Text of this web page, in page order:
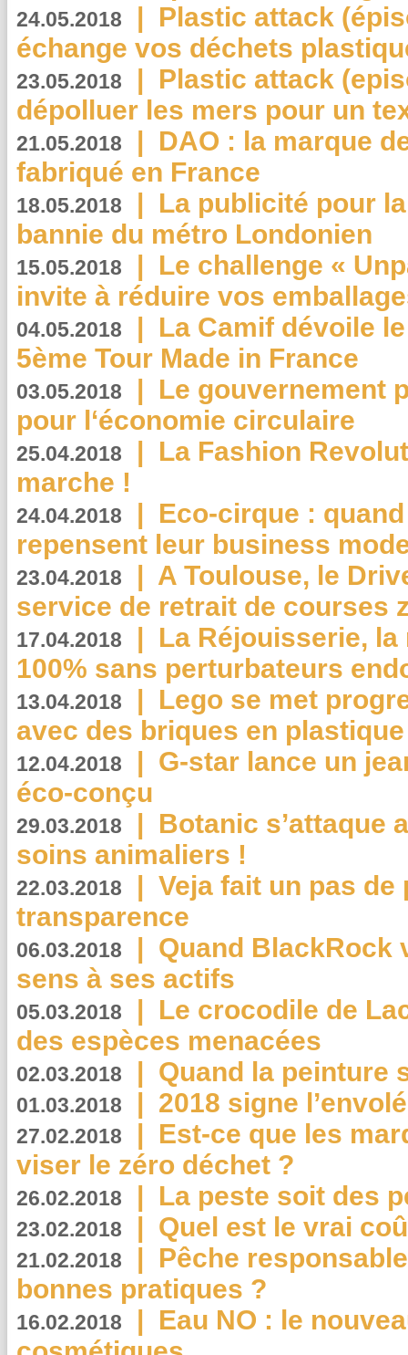
24.05.2018 | Plastic attack
échange vos déchets
23.05.2018 | Plastic attack
dépolluer les mers pour un
21.05.2018 | DAO : la marque
fabriqué en France
18.05.2018 | La publicité pour
bannie du métro Londonien
15.05.2018 | Le challenge «
invite à réduire vos
04.05.2018 | La Camif dévoile
5ème Tour Made in France
03.05.2018 | Le gouvernement
pour l‘économie circulaire
25.04.2018 | La Fashion
marche !
24.04.2018 | Eco-cirque :
repensent leur business
23.04.2018 | A Toulouse, le
service de retrait de courses
17.04.2018 | La Réjouisserie,
100% sans perturbateurs
13.04.2018 | Lego se met
avec des briques en
12.04.2018 | G-star lance un
éco-conçu
29.03.2018 | Botanic s’attaque
soins animaliers !
22.03.2018 | Veja fait un pas de
transparence
06.03.2018 | Quand BlackRock
sens à ses actifs
05.03.2018 | Le crocodile de
des espèces menacées
02.03.2018 | Quand la peinture
01.03.2018 | 2018 signe
27.02.2018 | Est-ce que les
viser le zéro déchet ?
26.02.2018 | La peste soit des
23.02.2018 | Quel est le vrai
21.02.2018 | Pêche
bonnes pratiques ?
16.02.2018 | Eau NO : le